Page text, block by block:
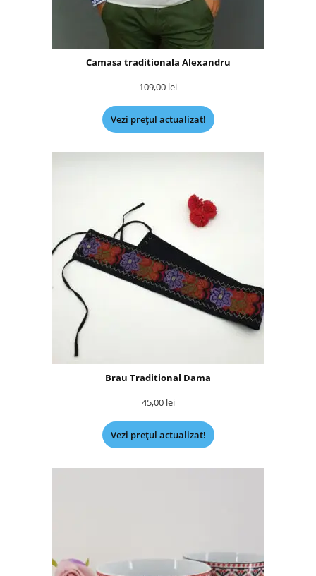
Camasa traditionala Alexandru
109,00 lei
Vezi prețul actualizat!
Brau Traditional Dama
45,00 lei
Vezi prețul actualizat!